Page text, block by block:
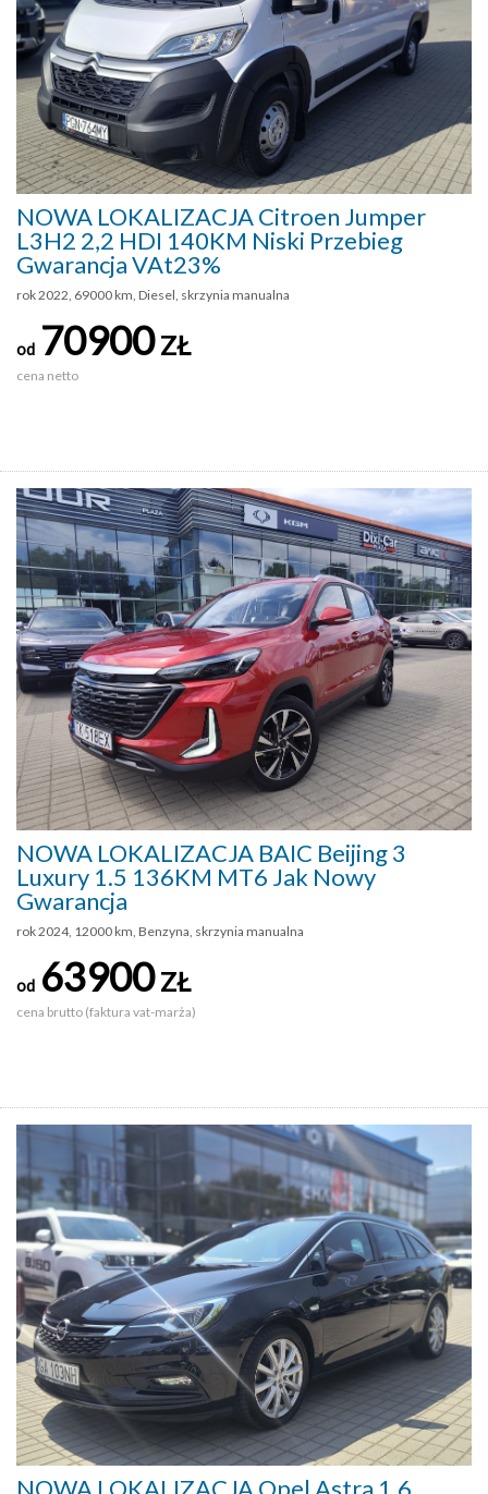
NOWA LOKALIZACJA Citroen Jumper
L3H2 2,2 HDI 140KM Niski Przebieg
Gwarancja VAt23%
rok 2022, 69000 km, Diesel, skrzynia manualna
od 70900ZŁ
cena netto
NOWA LOKALIZACJA BAIC Beijing 3
Luxury 1.5 136KM MT6 Jak Nowy
Gwarancja
rok 2024, 12000 km, Benzyna, skrzynia manualna
od 63900ZŁ
cena brutto (faktura vat-marża)